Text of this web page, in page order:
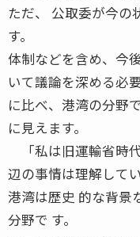
ただ、 公取委が今の
す。
体制などを含め、今
いて議論を深める必
に比べ、港湾の分野
に見えます。
「私は旧運輸省時
辺の事情は理解して
港湾は歴史 的な背景
分野で す。